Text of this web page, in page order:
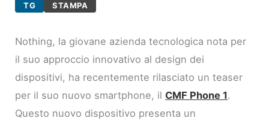
TG STAMPA
Nothing, la giovane azienda tecnologica nota per
il suo approccio innovativo al design dei
dispositivi, ha recentemente rilasciato un teaser
per il suo nuovo smartphone, ilCMF Phone 1.
Questo nuovo dispositivo presenta un